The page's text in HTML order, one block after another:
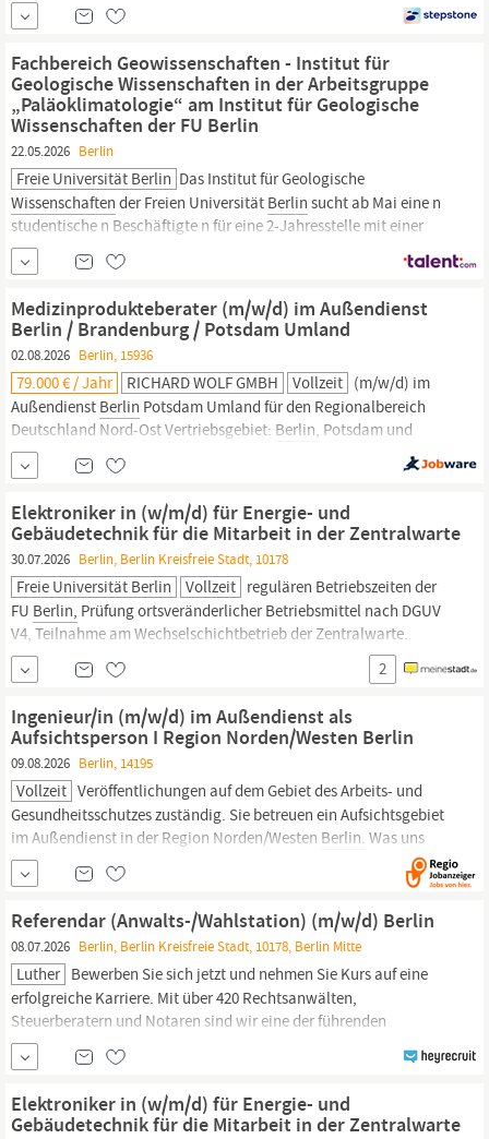
medizinische und pflegerische Versorgung für einen großen Teil
Fachbereich Geowissenschaften - Institut für
Geologische Wissenschaften in der Arbeitsgruppe
„Paläoklimatologie“ am Institut für Geologische
Wissenschaften der FU Berlin
22.05.2026 Berlin
Freie Universität Berlin Das Institut für Geologische
Wissenschaften der Freien Universität Berlin sucht ab Mai eine n
studentische n Beschäftigte n für eine 2-Jahresstelle mit einer
Arbeitszeit von 41 Stunden im Monat in der AG Paläoklimatologie.
Die AG Paläoklimatologie widmet sich der Erforschung der
zeitlichen Entwicklung des Systems Erde, unter besonderer
Medizinprodukteberater (m/w/d) im Außendienst
Berlin / Brandenburg / Potsdam Umland
02.08.2026 Berlin, 15936
79.000 € / Jahr RICHARD WOLF GMBH Vollzeit (m/w/d) im
Außendienst Berlin Potsdam Umland für den Regionalbereich
Deutschland Nord-Ost Vertriebsgebiet: Berlin, Potsdam und
Potsdam-Mittelmark, Havelland und Oberhavel, Barnim und
Märkisch-Oderland, Oder-Spree, Dahme-Spreewald und Teltow-
Fläming Sie sind Vertriebsexperte mit fundierter Fachkompetenz
und verstehen es anspruchsvolle...
Elektroniker in (w/m/d) für Energie- und
Gebäudetechnik für die Mitarbeit in der Zentralwarte
30.07.2026 Berlin, Berlin Kreisfreie Stadt, 10178
Freie Universität Berlin Vollzeit regulären Betriebszeiten der
FU Berlin, Prüfung ortsveränderlicher Betriebsmittel nach DGUV
V4, Teilnahme am Wechselschichtbetrieb der Zentralwarte.
Abgeschlossene Ausbildung als Elektroniker in Energie- und
Gebäudetechnik, Elektriker in, Elektroanlagenmonteur in,
Elektroinstallateur in, Mechatroniker in oder artverwandte Berufe
mit Spezialisierung auf...
2
Ingenieur/in (m/w/d) im Außendienst als
Aufsichtsperson I Region Norden/Westen Berlin
09.08.2026 Berlin, 14195
Vollzeit Veröffentlichungen auf dem Gebiet des Arbeits- und
Gesundheitsschutzes zuständig. Sie betreuen ein Aufsichtsgebiet
im Außendienst in der Region Norden/Westen Berlin. Was uns
überzeugt Ein abgeschlossenes
Hochschulstudium (Dipl.-Ing. (Univ./TH/TU), M.Eng. oder M.Sc.)
der Fachrichtung Elektrotechnik, Maschinenbau oder...
Referendar (Anwalts-/Wahlstation) (m/w/d) Berlin
08.07.2026 Berlin, Berlin Kreisfreie Stadt, 10178, Berlin Mitte
Luther Bewerben Sie sich jetzt und nehmen Sie Kurs auf eine
erfolgreiche Karriere. Mit über 420 Rechtsanwälten,
Steuerberatern und Notaren sind wir eine der führenden
deutschen Wirtschaftskanzleien. In unseren zehn deutschen und
elf internationalen Büros verstärken regelmäßig Referendare
wissenschaftliche
Teams.
Elektroniker in (w/m/d) für Energie- und
Gebäudetechnik für die Mitarbeit in der Zentralwarte